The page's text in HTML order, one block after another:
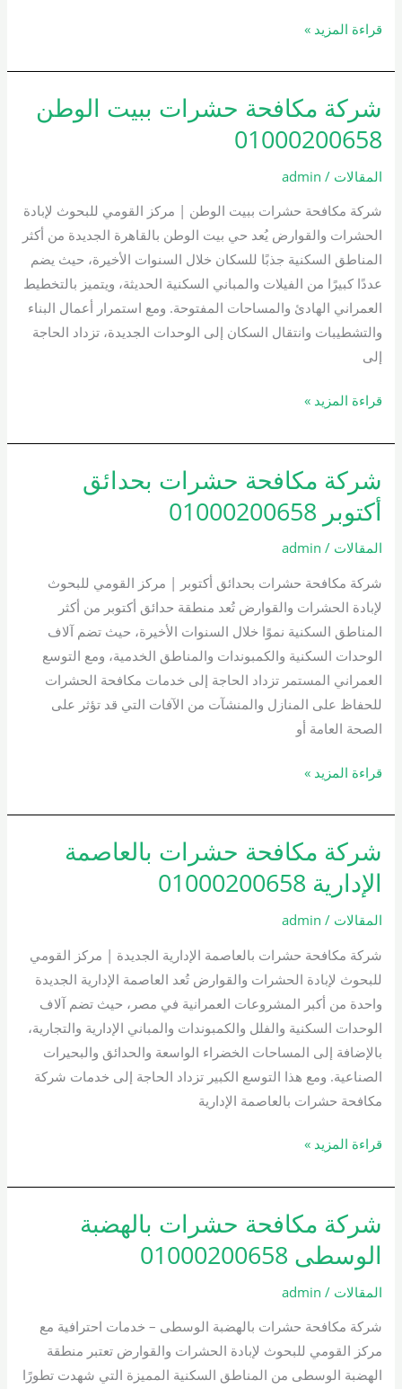
قراءة المزيد »
شركة مكافحة حشرات ببيت الوطن
01000200658
المقالات /
admin
شركة مكافحة حشرات ببيت الوطن | مركز القومي للبحوث لإبادة
الحشرات والقوارض يُعد حي بيت الوطن بالقاهرة الجديدة من أكثر
المناطق السكنية جذبًا للسكان خلال السنوات الأخيرة، حيث يضم
عددًا كبيرًا من الفيلات والمباني السكنية الحديثة، ويتميز بالتخطيط
العمراني الهادئ والمساحات المفتوحة. ومع استمرار أعمال البناء
والتشطيبات وانتقال السكان إلى الوحدات الجديدة، تزداد الحاجة
إلى
شركة
مكافحة
حشرات
ببيت
01000200658
قراءة المزيد »
شركة مكافحة حشرات بحدائق
أكتوبر 01000200658
المقالات /
admin
شركة مكافحة حشرات بحدائق أكتوبر | مركز القومي للبحوث
لإبادة الحشرات والقوارض تُعد منطقة حدائق أكتوبر من أكثر
المناطق السكنية نموًا خلال السنوات الأخيرة، حيث تضم آلاف
الوحدات السكنية والكمبوندات والمناطق الخدمية، ومع التوسع
العمراني المستمر تزداد الحاجة إلى خدمات مكافحة الحشرات
للحفاظ على المنازل والمنشآت من الآفات التي قد تؤثر على
الصحة العامة أو
شركة
مكافحة
حشرات
بحدائق
01000200658
قراءة المزيد »
شركة مكافحة حشرات بالعاصمة
الإدارية 01000200658
المقالات /
admin
شركة مكافحة حشرات بالعاصمة الإدارية الجديدة | مركز القومي
للبحوث لإبادة الحشرات والقوارض تُعد العاصمة الإدارية الجديدة
واحدة من أكبر المشروعات العمرانية في مصر، حيث تضم آلاف
الوحدات السكنية والفلل والكمبوندات والمباني الإدارية والتجارية،
بالإضافة إلى المساحات الخضراء الواسعة والحدائق والبحيرات
الصناعية. ومع هذا التوسع الكبير تزداد الحاجة إلى خدمات شركة
مكافحة حشرات بالعاصمة الإدارية
شركة
مكافحة
حشرات
بالعاصمة
01000200658
قراءة المزيد »
شركة مكافحة حشرات بالهضبة
الوسطى 01000200658
المقالات /
admin
شركة مكافحة حشرات بالهضبة الوسطى – خدمات احترافية مع
مركز القومي للبحوث لإبادة الحشرات والقوارض تعتبر منطقة
الهضبة الوسطى من المناطق السكنية المميزة التي شهدت تطورًا
شركة
مكافحة
حشرات
بالهضبة
01000200658